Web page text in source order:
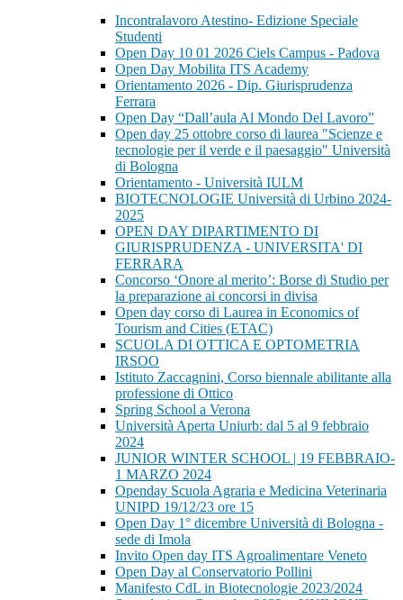
Incontralavoro Atestino- Edizione Speciale
Studenti
Open Day 10 01 2026 Ciels Campus - Padova
Open Day Mobilita ITS Academy
Orientamento 2026 - Dip. Giurisprudenza
Ferrara
Open Day “Dall’aula Al Mondo Del Lavoro”
Open day 25 ottobre corso di laurea "Scienze e
tecnologie per il verde e il paesaggio" Università
di Bologna
Orientamento - Università IULM
BIOTECNOLOGIE Università di Urbino 2024-
2025
OPEN DAY DIPARTIMENTO DI
GIURISPRUDENZA - UNIVERSITA' DI
FERRARA
Concorso ‘Onore al merito’: Borse di Studio per
la preparazione ai concorsi in divisa
Open day corso di Laurea in Economics of
Tourism and Cities (ETAC)
SCUOLA DI OTTICA E OPTOMETRIA
IRSOO
Istituto Zaccagnini, Corso biennale abilitante alla
professione di Ottico
Spring School a Verona
Università Aperta Uniurb: dal 5 al 9 febbraio
2024
JUNIOR WINTER SCHOOL | 19 FEBBRAIO-
1 MARZO 2024
Openday Scuola Agraria e Medicina Veterinaria
UNIPD 19/12/23 ore 15
Open Day 1° dicembre Università di Bologna -
sede di Imola
Invito Open day ITS Agroalimentare Veneto
Open Day al Conservatorio Pollini
Manifesto CdL in Biotecnologie 2023/2024